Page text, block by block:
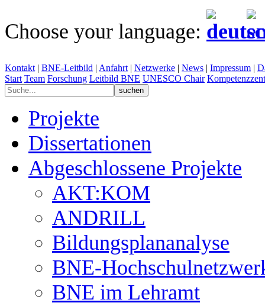
Choose your language:
Kontakt | BNE-Leitbild | Anfahrt | Netzwerke | News | Impressum |
Start Team Forschung Leitbild BNE UNESCO Chair
Projekte
Dissertationen
Abgeschlossene Projekte
AKT:KOM
ANDRILL
Bildungsplananalyse
BNE-
BNE im Lehramt